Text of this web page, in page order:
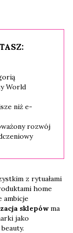
World
niż e-
rozwój
z rytuałami
home
ambicje
sklepówma
jako